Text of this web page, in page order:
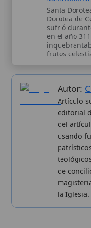
editorial de
del artículo
usando
patrísticos,
teológicos,
de concilios,
Wikitólica © 2026.
histórico y litúrgico de la
analíticas anónimas.
Valencia, España.ISSN:
Sobre nosotros
Proceso editorial
Datos abiertos
Estadísticas
Política de